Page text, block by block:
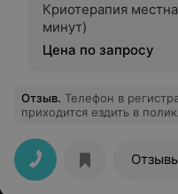
Криотерапия
минут)
Цена по запросу
Отзыв. Телефон в
приходится ездить в